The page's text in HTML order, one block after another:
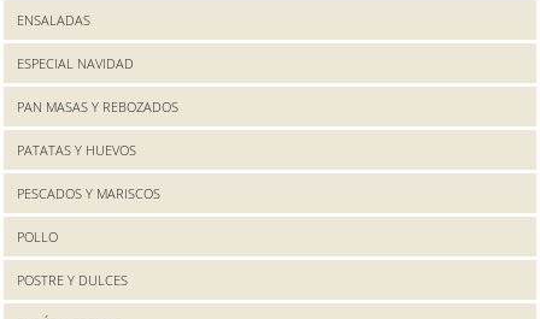
ENSALADAS
ESPECIAL NAVIDAD
PAN MASAS Y REBOZADOS
PATATAS Y HUEVOS
PESCADOS Y MARISCOS
POLLO
POSTRE Y DULCES